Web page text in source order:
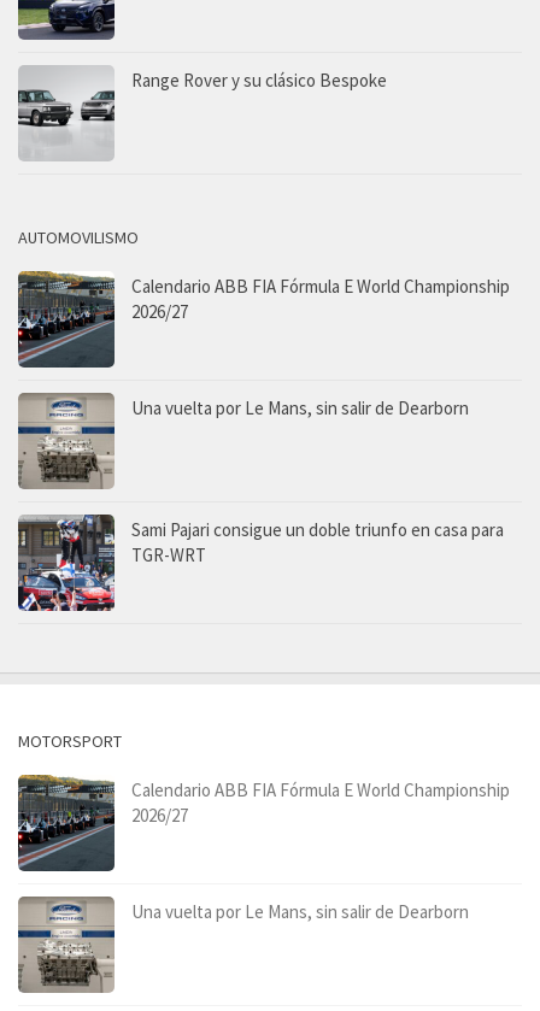
Range Rover y su clásico Bespoke
AUTOMOVILISMO
Calendario ABB FIA Fórmula E World Championship
2026/27
Una vuelta por Le Mans, sin salir de Dearborn
Sami Pajari consigue un doble triunfo en casa para
TGR-WRT
MOTORSPORT
Calendario ABB FIA Fórmula E World Championship
2026/27
Una vuelta por Le Mans, sin salir de Dearborn